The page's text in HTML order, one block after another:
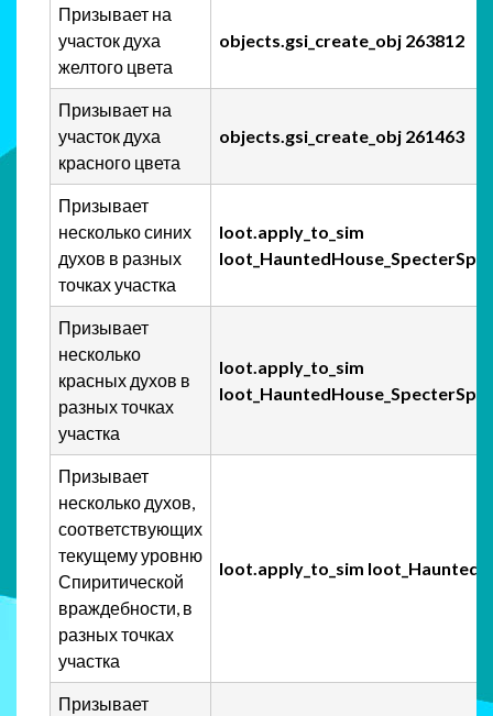
Призывает на
участок духа
желтого цвета
objects.gsi_create_obj 263812
Призывает на
участок духа
красного цвета
objects.gsi_create_obj 261463
Призывает
несколько синих
духов в разных
точках участка
loot.apply_to_sim
Призывает
несколько
красных духов в
разных точках
участка
loot.apply_to_sim
Призывает
несколько духов,
соответствующих
текущему уровню
Спиритической
враждебности, в
разных точках
участка
loot.apply_to_sim
Призывает